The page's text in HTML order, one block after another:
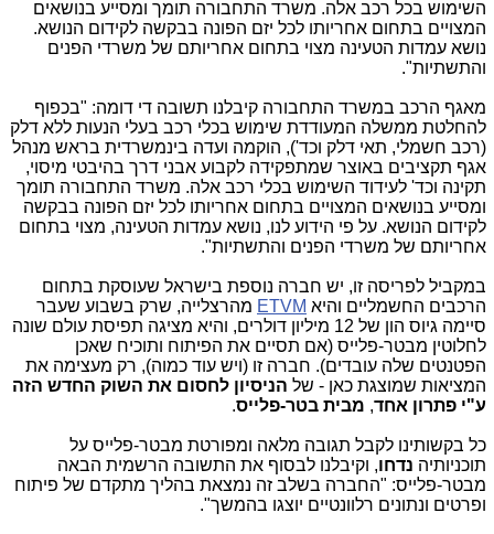
השימוש בכל רכב אלה. משרד התחבורה תומך ומסייע בנושאים
המצויים בתחום אחריותו לכל יזם הפונה בבקשה לקידום הנושא.
נושא עמדות הטעינה מצוי בתחום אחריותם של משרדי הפנים
והתשתיות".
מאגף הרכב במשרד התחבורה קיבלנו תשובה די דומה: "בכפוף
להחלטת ממשלה המעודדת שימוש בכלי רכב בעלי הנעות ללא דלק
(רכב חשמלי, תאי דלק וכד'), הוקמה ועדה בינמשרדית בראש מנהל
אגף תקציבים באוצר שמתפקידה לקבוע אבני דרך בהיבטי מיסוי,
תקינה וכד' לעידוד השימוש בכלי רכב אלה. משרד התחבורה תומך
ומסייע בנושאים המצויים בתחום אחריותו לכל יזם הפונה בבקשה
לקידום הנושא. על פי הידוע לנו, נושא עמדות הטעינה, מצוי בתחום
אחריותם של משרדי הפנים והתשתיות".
במקביל לפריסה זו, יש חברה נוספת בישראל שעוסקת בתחום
הרכבים החשמליים והיא ETVM מהרצלייה, שרק בשבוע שעבר
סיימה גיוס הון של 12 מיליון דולרים, והיא מציגה תפיסת עולם שונה
לחלוטין מבטר-פלייס (אם תסיים את הפיתוח ותוכיח שאכן
הפטנטים שלה עובדים). חברה זו (ויש עוד כמוה), רק מעצימה את
המציאות שמוצגת כאן - של הניסיון לחסום את השוק החדש הזה
ע"י פתרון אחד, מבית בטר-פלייס.
כל בקשותינו לקבל תגובה מלאה ומפורטת מבטר-פלייס על
תוכניותיה נדחו, וקיבלנו לבסוף את התשובה הרשמית הבאה
מבטר-פלייס: "החברה בשלב זה נמצאת בהליך מתקדם של פיתוח
ופרטים ונתונים רלוונטיים יוצגו בהמשך".